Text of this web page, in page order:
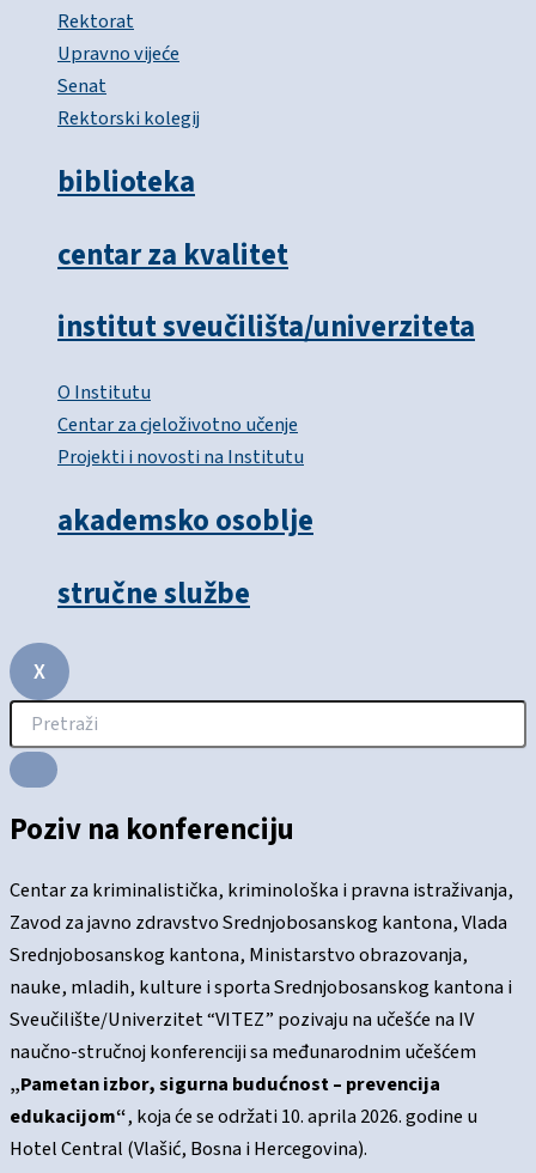
Rektorat
Upravno vijeće
Senat
Rektorski kolegij
biblioteka
centar za kvalitet
institut sveučilišta/univerziteta
O Institutu
Centar za cjeloživotno učenje
Projekti i novosti na Institutu
akademsko osoblje
stručne službe
X
Poziv na konferenciju
Centar za kriminalistička, kriminološka i pravna istraživanja,
Zavod za javno zdravstvo Srednjobosanskog kantona,Vlada
Srednjobosanskog kantona, Ministarstvo obrazovanja,
nauke, mladih, kulture i sporta Srednjobosanskog kantona i
Sveučilište/Univerzitet “VITEZ” pozivaju na učešće na IV
naučno-stručnoj konferenciji sa međunarodnim učešćem
„Pametan izbor, sigurna budućnost – prevencija
edukacijom“, koja će se održati 10. aprila 2026. godine u
Hotel Central (Vlašić, Bosna i Hercegovina).